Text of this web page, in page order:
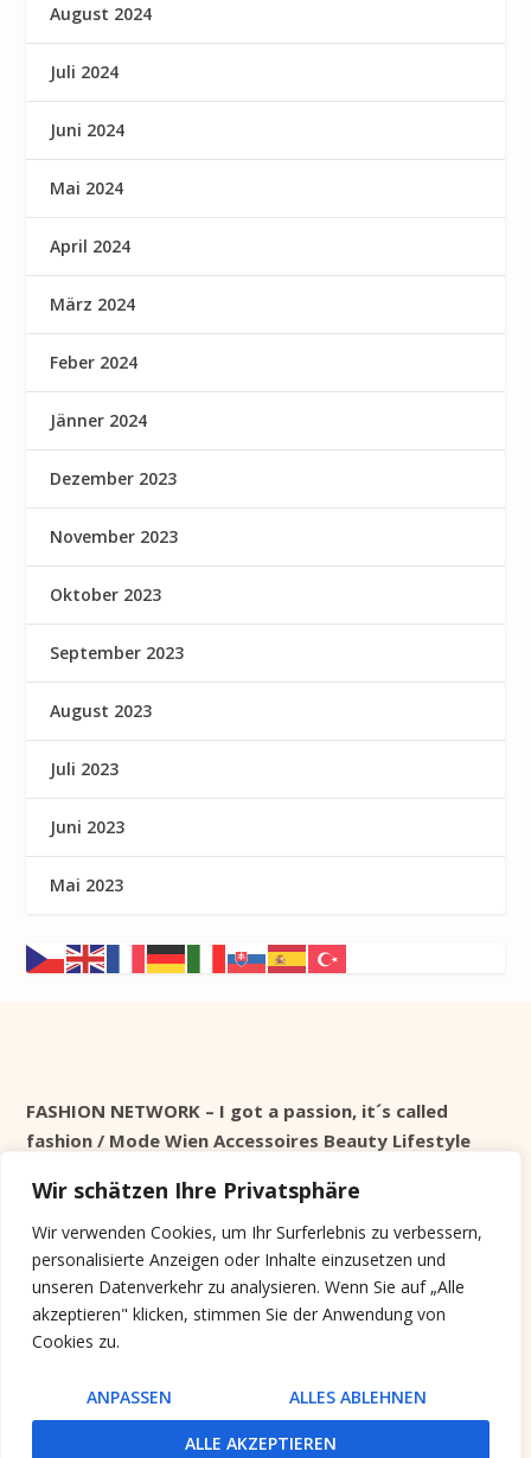
Wir schätzen Ihre Privatsphäre
Wir verwenden Cookies, um Ihr Surferlebnis zu verbessern,
personalisierte Anzeigen oder Inhalte einzusetzen und
unseren Datenverkehr zu analysieren. Wenn Sie auf „Alle
akzeptieren" klicken, stimmen Sie der Anwendung von
Cookies zu.
ANPASSEN ALLES ABLEHNEN
ALLE AKZEPTIEREN
August 2024
Juli 2024
Juni 2024
Mai 2024
April 2024
März 2024
Feber 2024
Jänner 2024
Dezember 2023
November 2023
Oktober 2023
September 2023
August 2023
Juli 2023
Juni 2023
Mai 2023
FASHION NETWORK – I got a passion, it´s called
fashion / Mode Wien Accessoires Beauty Lifestyle
Seit 1998 online
Cookie Info
Diese Website verwendet keine Tracking Cookies,
sondern nur Systemrelevante, die nach der Session